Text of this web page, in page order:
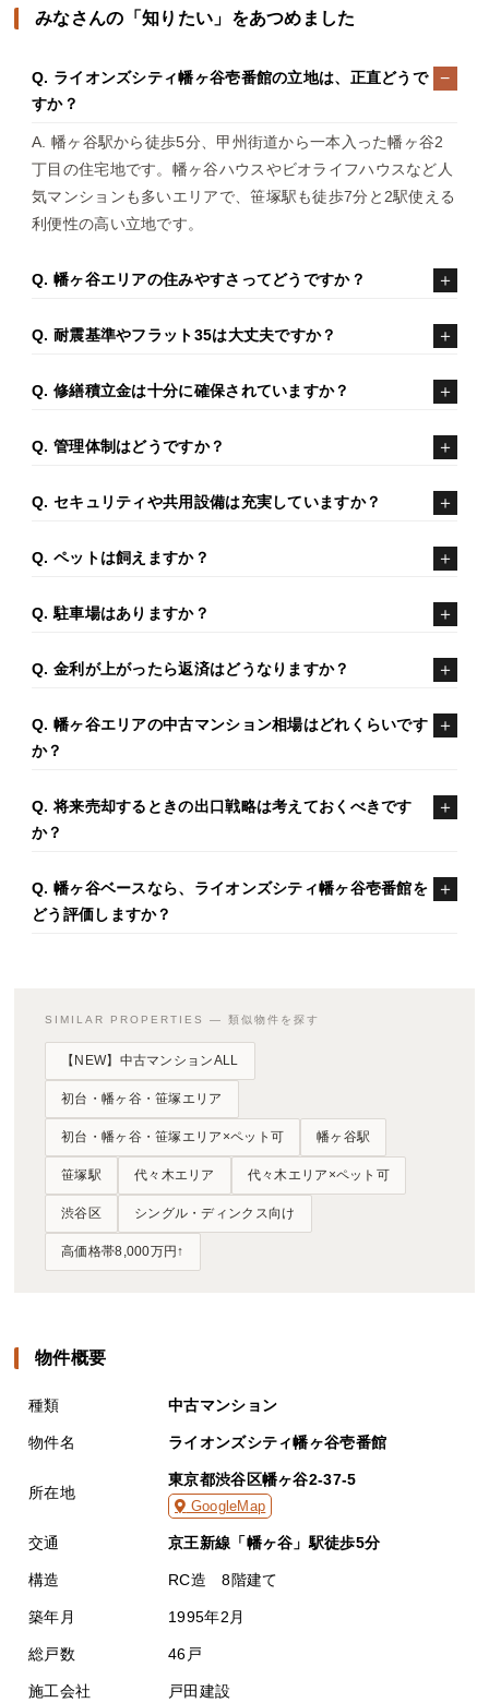
みなさんの「知りたい」をあつめました
Q. ライオンズシティ幡ヶ谷壱番館の立地は、正直どうで
すか？
A. 幡ヶ谷駅から徒歩5分、甲州街道から一本入った幡ヶ谷2
丁目の住宅地です。幡ヶ谷ハウスやビオライフハウスなど人
気マンションも多いエリアで、笹塚駅も徒歩7分と2駅使える
利便性の高い立地です。
Q. 幡ヶ谷エリアの住みやすさってどうですか？
Q. 耐震基準やフラット35は大丈夫ですか？
Q. 修繕積立金は十分に確保されていますか？
Q. 管理体制はどうですか？
Q. セキュリティや共用設備は充実していますか？
Q. ペットは飼えますか？
Q. 駐車場はありますか？
Q. 金利が上がったら返済はどうなりますか？
Q. 幡ヶ谷エリアの中古マンション相場はどれくらいです
か？
Q. 将来売却するときの出口戦略は考えておくべきです
か？
Q. 幡ヶ谷ベースなら、ライオンズシティ幡ヶ谷壱番館を
どう評価しますか？
SIMILAR PROPERTIES — 類似物件を探す
【NEW】中古マンションALL
初台・幡ヶ谷・笹塚エリア
初台・幡ヶ谷・笹塚エリア×ペット可 幡ヶ谷駅
笹塚駅 代々木エリア 代々木エリア×ペット可
渋谷区 シングル・ディンクス向け
高価格帯8,000万円↑
物件概要
種類 中古マンション
物件名 ライオンズシティ幡ヶ谷壱番館
所在地
東京都渋谷区幡ヶ谷2-37-5
GoogleMap
交通 京王新線「幡ヶ谷」駅徒歩5分
構造 RC造 8階建て
築年月 1995年2月
総戸数 46戸
施工会社 戸田建設